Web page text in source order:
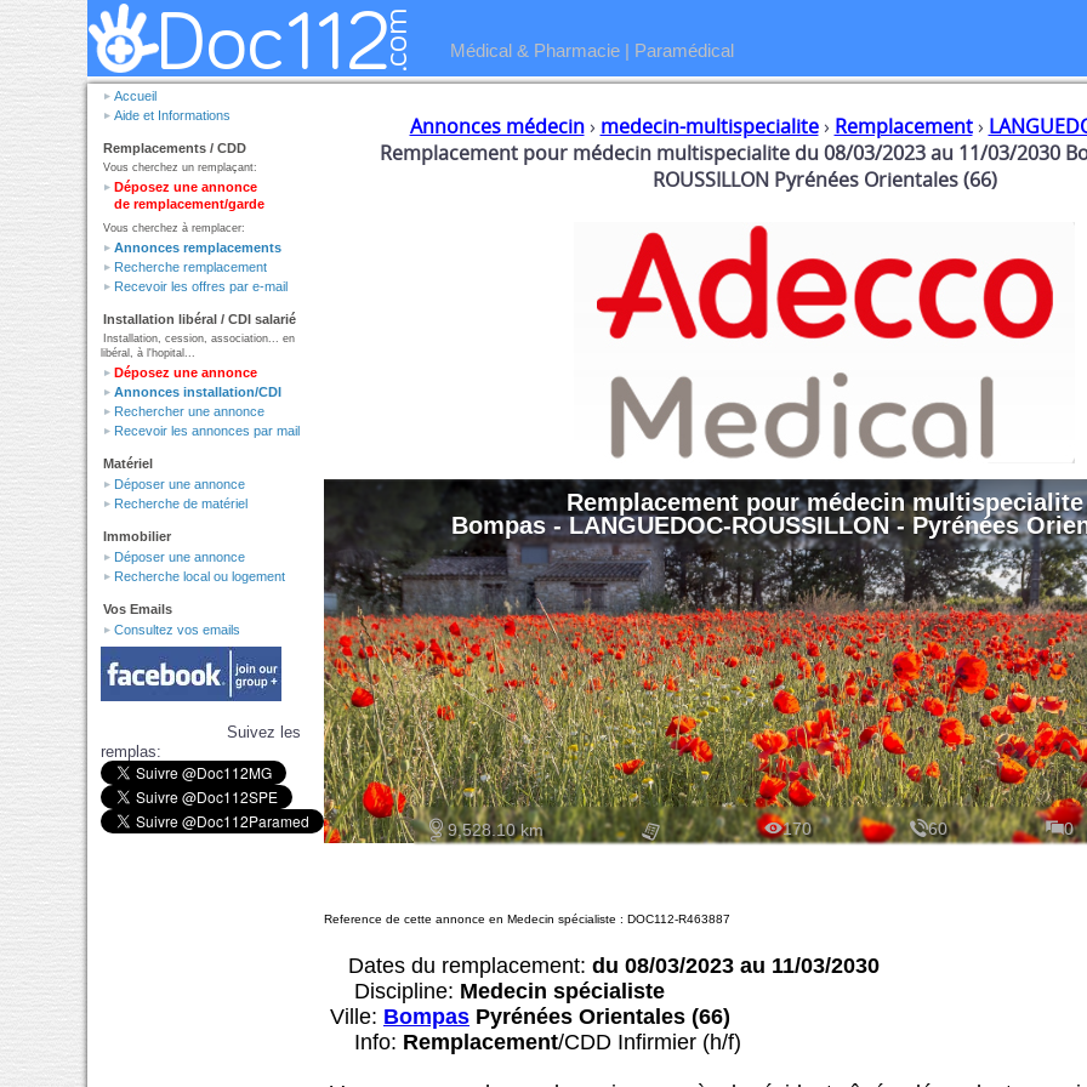
Médical & Pharmacie | Paramédical
Accueil
Aide et Informations
Remplacements / CDD
Vous cherchez un remplaçant:
Déposez une annonce
de remplacement/garde
Vous cherchez à remplacer:
Annonces remplacements
Recherche remplacement
Recevoir les offres par e-mail
Installation libéral / CDI salarié
Installation, cession, association... en
libéral, à l'hopital...
Déposez une annonce
Annonces installation/CDI
Rechercher une annonce
Recevoir les annonces par mail
Matériel
Déposer une annonce
Recherche de matériel
Immobilier
Déposer une annonce
Recherche local ou logement
Vos Emails
Consultez vos emails
Suivez les
remplas:
Annonces médecin › medecin-multispecialite › Remplacement ›
Remplacement pour médecin multispecialite du 08/03/2023 au 11/03/2030
ROUSSILLON Pyrénées Orientales (66)
Remplacementpourmédecin multispecialite
Bompas - LANGUEDOC-ROUSSILLON - Pyrénées
9,528.10 km 170 60 0
Reference de cette annonce en Medecin spécialiste : DOC112-R463887
Dates du remplacement: du 08/03/2023 au 11/03/2030
Discipline: Medecin spécialiste
Ville: Bompas Pyrénées Orientales (66)
Info: Remplacement/CDD Infirmier (h/f)